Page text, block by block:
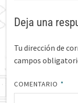
Deja una
Tu dirección de
campos
COMENTARIO *